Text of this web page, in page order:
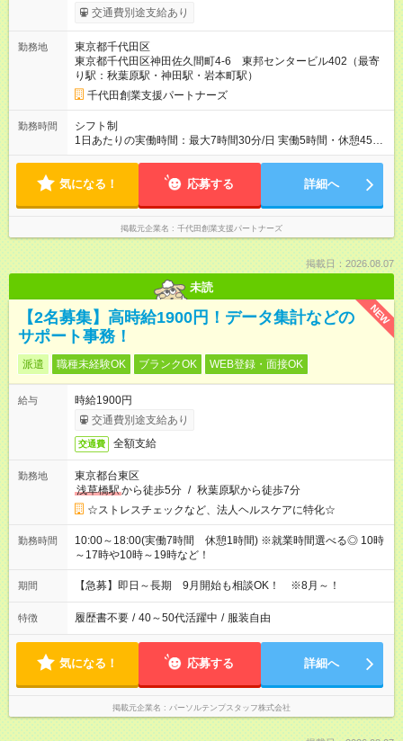
でもfreeeの試験に合格すれば即時給100円UP ※一生懸命事務所
をサポートして頂ければ、アルバイトやパートであっても、賞
能 【試用期間】試用期間あり 試用期間の長さ：3ヶ月 ※ 雇用形
態と給与に、本採用時と異なる部分があります。 雇用形態：本
採用時と同じです。 給与：時給 1,500円以上
交通費別途支給あり
勤務地
東京都千代田区
東京都千代田区神田佐久間町4-6 東邦センタービル402（最寄
り駅：秋葉原駅・神田駅・岩本町駅）
千代田創業支援パートナーズ
勤務時間
シフト制
1日あたりの実働時間：最大7時間30分/日 実働5時間・休憩45
分 or 1時間 週4日～OK 1日5時間～OK 【1日のスケジュール例】
11:00～14：00頃 休憩 休憩から1時間後 作業再開 - 会計データ
終了
気になる！ 応募する 詳細へ
掲載元企業名 千代田創業支援パートナーズ
掲載日：2026.08.07
未読
NEW
【2名募集】高時給1900円！データ集計などの
サポート事務！
派遣 職種未経験OK ブランクOK WEB登録・面接OK
給与
時給1900円
交通費別途支給あり
交通費 全額支給
勤務地
東京都台東区
浅草橋駅から徒歩5分 / 秋葉原駅から徒歩7分
☆ストレスチェックなど、法人ヘルスケアに特化☆
勤務時間
10:00～18:00(実働7時間 休憩1時間) ※就業時間選べる◎ 10時
～17時や10時～19時など！
期間 【急募】即日～長期 9月開始も相談OK！ ※8月～！
特徴 履歴書不要 / 40～50代活躍中 / 服装自由
気になる！ 応募する 詳細へ
掲載元企業名 パーソルテンプスタッフ株式会社